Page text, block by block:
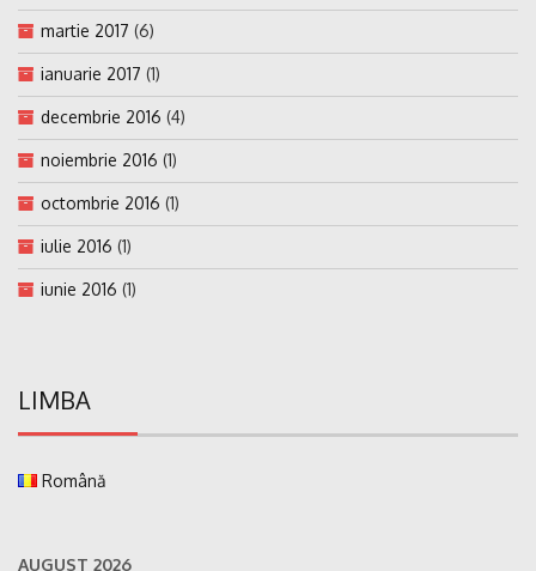
martie 2017 (6)
ianuarie 2017 (1)
decembrie 2016 (4)
noiembrie 2016 (1)
octombrie 2016 (1)
iulie 2016 (1)
iunie 2016 (1)
LIMBA
Română
AUGUST 2026